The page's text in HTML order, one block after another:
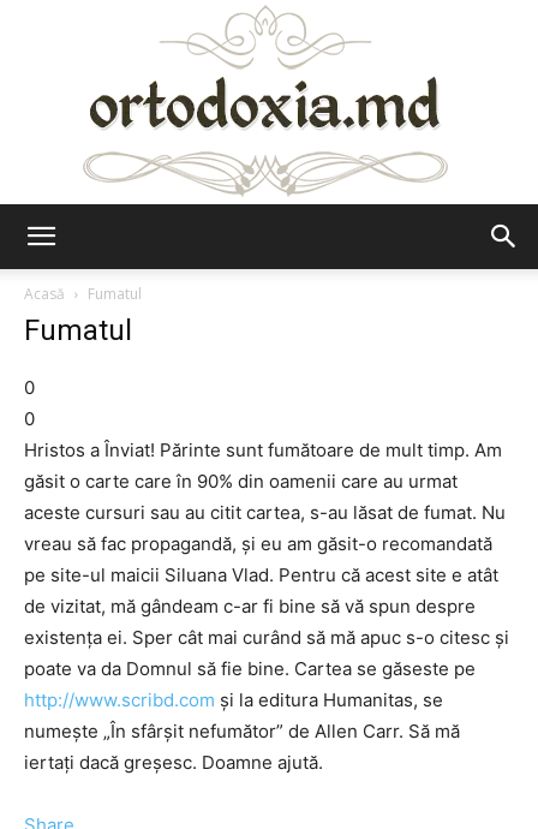
Acasă
Fumatul
Fumatul
0
0
Hristos a Înviat! Părinte sunt fumătoare de mult timp. Am
găsit o carte care în 90% din oamenii care au urmat
aceste cursuri sau au citit cartea, s-au lăsat de fumat. Nu
vreau să fac propagandă, şi eu am găsit-o recomandată
pe site-ul maicii Siluana Vlad. Pentru că acest site e atât
de vizitat, mă gândeam c-ar fi bine să vă spun despre
existența ei. Sper cât mai curând să mă apuc s-o citesc şi
poate va da Domnul să fie bine. Cartea se găseste pe
http://www.scribd.com şi la editura Humanitas, se
numeşte „În sfârșit nefumător” de Allen Carr. Să mă
iertaţi dacă greşesc. Doamne ajută.